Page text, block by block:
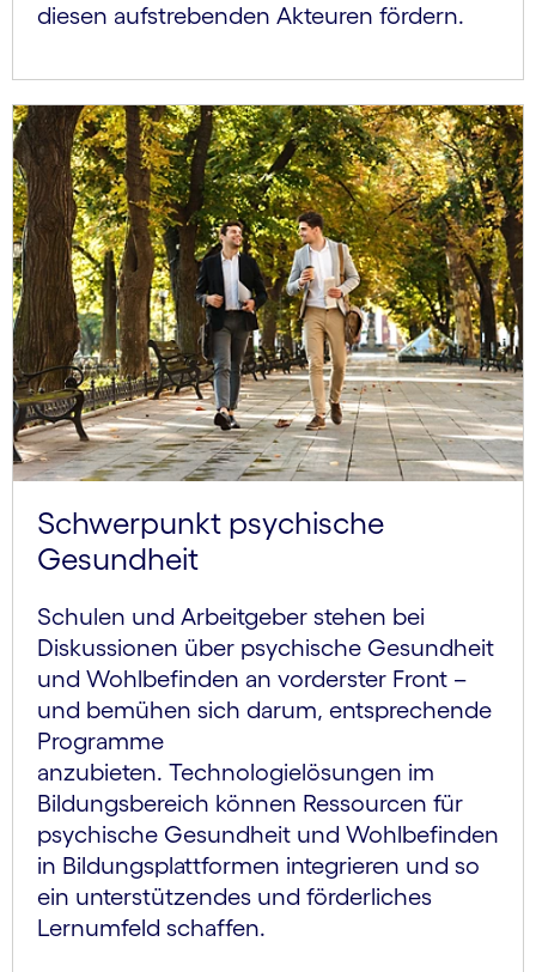
diesen aufstrebenden Akteuren fördern.
Schwerpunkt psychische
Gesundheit
Schulen und Arbeitgeber stehen bei
Diskussionen über psychische Gesundheit
und Wohlbefinden an vorderster Front –
und bemühen sich darum, entsprechende
Programme
anzubieten. Technologielösungen im
Bildungsbereich können Ressourcen für
psychische Gesundheit und Wohlbefinden
in Bildungsplattformen integrieren und so
ein unterstützendes und förderliches
Lernumfeld schaffen.